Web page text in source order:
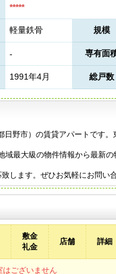
*****
軽量鉄骨 規模
- 専有面
1991年4月 総戸数
野市）の賃貸アパートです
域最大級の物件情報から最新の
します。ぜひお気軽にお問い
敷金
礼金
店舗 詳細
はございません